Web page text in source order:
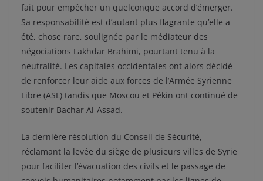
fait pour empêcher un quelconque accord d’émerger.
Sa responsabilité est d’autant plus flagrante qu’elle a
été, chose rare, soulignée par le médiateur des
négociations Lakhdar Brahimi, pourtant tenu à la
neutralité. Les capitales occidentales ont alors décidé
de renforcer leur aide aux forces de l’Armée Syrienne
Libre (ASL) tandis que Moscou et Pékin ont continué de
soutenir Bachar Al-Assad.
La dernière résolution du Conseil de Sécurité,
réclamant la levée du siège de plusieurs villes de Syrie
pour faciliter l’évacuation des civils et le passage de